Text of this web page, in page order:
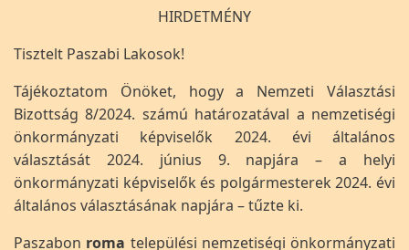
HIRDETMÉNY
Tisztelt Paszabi Lakosok!
Tájékoztatom Önöket, hogy a Nemzeti Választási
Bizottság 8/2024. számú határozatával a nemzetiségi
önkormányzati képviselők 2024. évi általános
választását 2024. június 9. napjára – a helyi
önkormányzati képviselők és polgármesterek 2024. évi
általános választásának napjára – tűzte ki.
Paszabon roma települési nemzetiségi önkormányzati